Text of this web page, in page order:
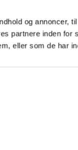
og annoncer,
partnere inden
eller som de har